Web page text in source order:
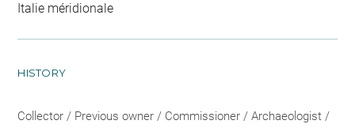
Italie méridionale
HISTORY
Collector / Previous owner / Commissioner / Archaeologist /